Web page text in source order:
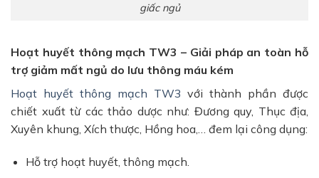
giấc ngủ
Hoạt huyết thông mạch TW3 – Giải pháp an toàn hỗ
trợ giảm mất ngủ do lưu thông máu kém
Hoạt huyết thông mạch TW3 với thành phần được
chiết xuất từ các thảo dược như: Đương quy, Thục địa,
Xuyên khung, Xích thược, Hồng hoa,… đem lại công dụng:
Hỗ trợ hoạt huyết, thông mạch.